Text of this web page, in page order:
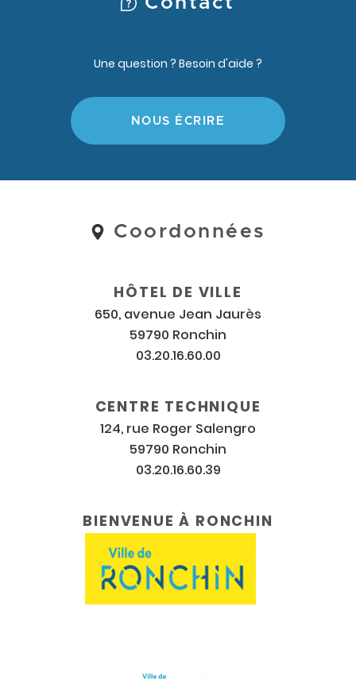
Coordonnées
Coordonnées
horaires
HÔTEL DE VILLE
650, avenue Jean Jaurès
59790 Ronchin
03.20.16.60.00
CENTRE TECHNIQUE
124, rue Roger Salengro
59790 Ronchin
03.20.16.60.39
BIENVENUE À RONCHIN
Une question ? Besoin d'aide ?
NOUS ÉCRIRE